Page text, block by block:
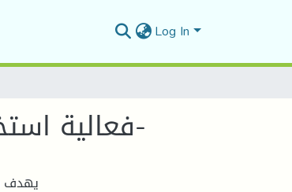
Log In
فعالية استخدام الموارد المائية في الجزائر– دراسة حالة ولاية سكيكدة-
يهدف